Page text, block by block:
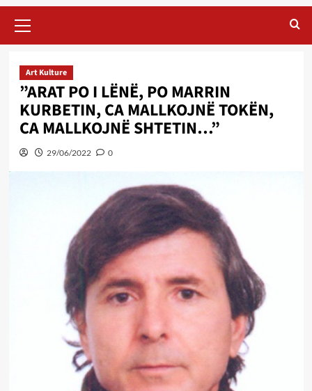
Menu
Art Kulture
”ARAT PO I LËNË, PO MARRIN
KURBETIN, CA MALLKOJNË TOKËN,
CA MALLKOJNË SHTETIN…”
29/06/2022 0